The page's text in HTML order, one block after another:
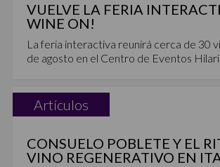
VUELVE LA FERIA
WINE ON!
La feria interactiva reunirá cerca de 30
de agosto en el Centro de Eventos
Artículos
CONSUELO POBLETE Y EL
VINO REGENERATIVO EN